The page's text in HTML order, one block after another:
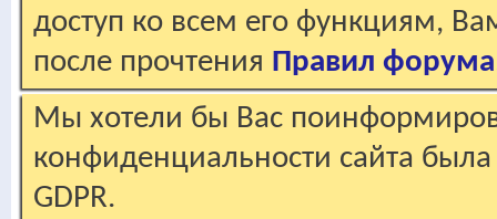
доступ ко всем его функциям,
после прочтения Правил форума
Мы хотели бы Вас
конфиденциальности сайта
GDPR.